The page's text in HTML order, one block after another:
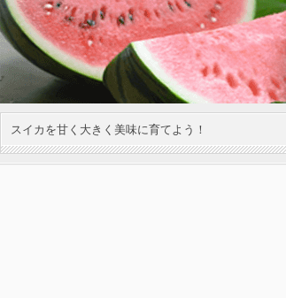
スイカを甘く大きく美味に育てよう！